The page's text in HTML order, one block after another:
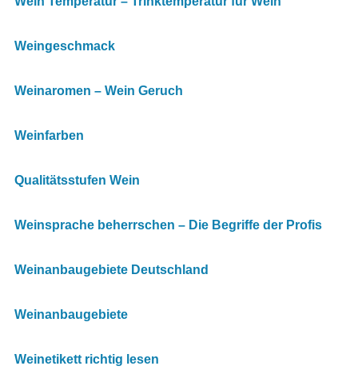
Weingeschmack
Weinaromen – Wein Geruch
Weinfarben
Qualitätsstufen Wein
Weinsprache beherrschen – Die Begriffe der Profis
Weinanbaugebiete Deutschland
Weinanbaugebiete
Weinetikett richtig lesen